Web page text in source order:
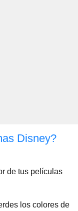
Disney?
de tus películas
los colores de